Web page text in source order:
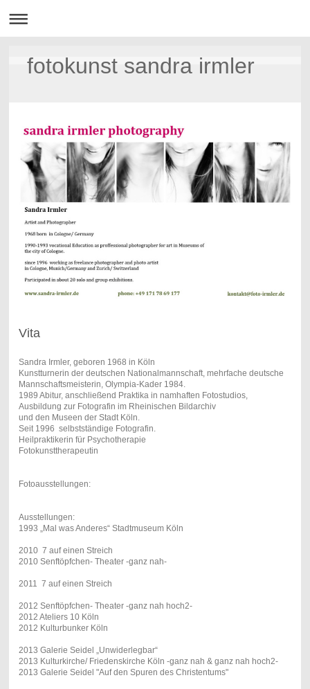
fotokunst sandra irmler
Vita
Sandra Irmler, geboren 1968 in Köln
Kunstturnerin der deutschen Nationalmannschaft, mehrfache deutsche
Mannschaftsmeisterin, Olympia-Kader 1984.
1989 Abitur, anschließend Praktika in namhaften Fotostudios,
Ausbildung zur Fotografin im Rheinischen Bildarchiv
und den Museen der Stadt Köln.
Seit 1996 selbstständige Fotografin.
Heilpraktikerin für Psychotherapie
Fotokunsttherapeutin
Fotoausstellungen:
Ausstellungen:
1993 „Mal was Anderes“ Stadtmuseum Köln
2010 7 auf einen Streich
2010 Senftöpfchen- Theater -ganz nah-
2011 7 auf einen Streich
2012 Senftöpfchen- Theater -ganz nah hoch2-
2012 Ateliers 10 Köln
2012 Kulturbunker Köln
2013 Galerie Seidel „Unwiderlegbar“
2013 Kulturkirche/ Friedenskirche Köln -ganz nah & ganz nah hoch2-
2013 Galerie Seidel "Auf den Spuren des Christentums"